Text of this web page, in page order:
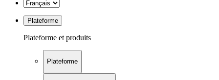
Plateforme
Plateforme et produits
Plateforme